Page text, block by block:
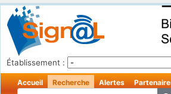
Établissement :
Accueil Recherche Alertes